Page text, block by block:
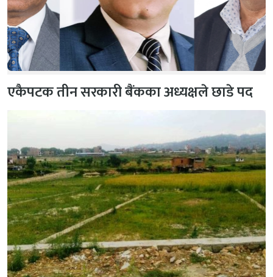
एकैपटक तीन सरकारी बैंकका अध्यक्षले छाडे पद